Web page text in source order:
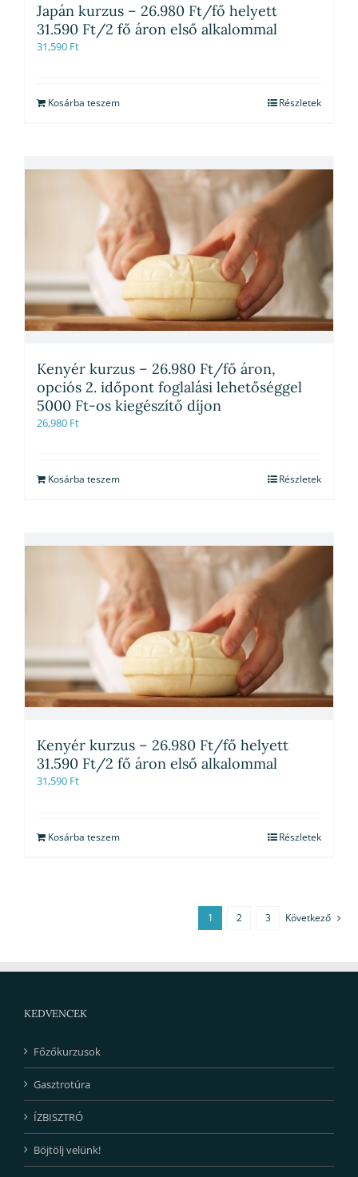
Japán kurzus – 26.980 Ft/fő helyett
31.590 Ft/2 fő áron első alkalommal
31,590 Ft
Kosárba teszem Részletek
Kenyér kurzus – 26.980 Ft/fő áron,
opciós 2. időpont foglalási lehetőséggel
5000 Ft-os kiegészítő díjon
26,980 Ft
Kosárba teszem Részletek
Kenyér kurzus – 26.980 Ft/fő helyett
31.590 Ft/2 fő áron első alkalommal
31,590 Ft
Kosárba teszem Részletek
1 2 3 Következő
KEDVENCEK
Főzőkurzusok
Gasztrotúra
ÍZBISZTRÓ
Böjtölj velünk!